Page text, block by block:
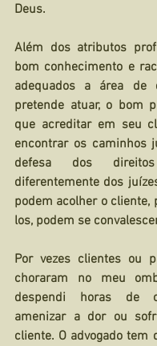
Deus.
Além dos atributos
bom conhecimento e
adequados a área de
pretende atuar, o bom
que acreditar em seu
encontrar os caminhos
defesa dos
diferentemente dos
podem acolher o cliente,
los, podem se
Por vezes clientes ou
choraram no meu
despendi horas de
amenizar a dor ou
cliente. O advogado tem